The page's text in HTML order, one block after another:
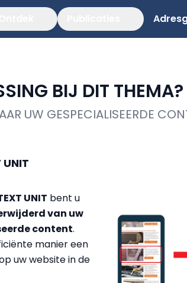
BIJ DIT THEMA?
UW GESPECIALISEERDE
UNIT
UNIT bent u
van uw
content.
manier een
uw website in de